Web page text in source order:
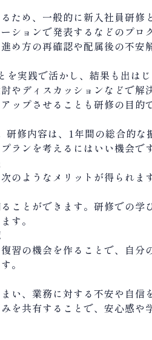
ため、一般的に新入社員研
ションで発表するなどのプロ
め方の再確認や配属後の不安
実践で活かし、結果も出は
やディスカッションなどで
ップさせることも研修の目的
修内容は、1年間の総合的
ランを考えるにはいい機会です
のようなメリットが得られます
ことができます。研修での学
す。
習の機会を作ることで、自
。
い、業務に対する不安や自信
を共有することで、安心感や